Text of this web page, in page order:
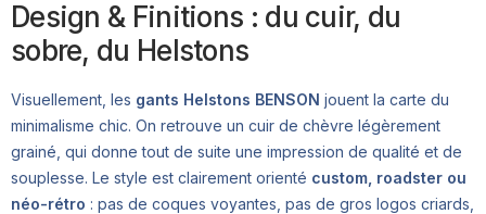
Design & Finitions : du cuir, du
sobre, du Helstons
Visuellement, les gants Helstons BENSON jouent la carte du
minimalisme chic. On retrouve un cuir de chèvre légèrement
grainé, qui donne tout de suite une impression de qualité et de
souplesse. Le style est clairement orienté custom, roadster ou
néo-rétro : pas de coques voyantes, pas de gros logos criards,